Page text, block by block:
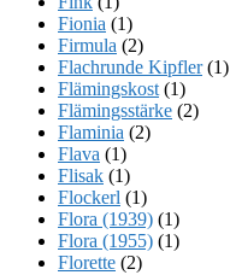
Fionia (1)
Firmula (2)
Flachrunde Kipfler(1)
Flämingskost (1)
Flämingsstärke (2)
Flaminia (2)
Flava (1)
Flisak (1)
Flockerl (1)
Flora (1939) (1)
Flora (1955) (1)
Florette (2)